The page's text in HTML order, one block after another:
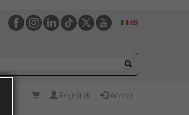
Registrati Accedi